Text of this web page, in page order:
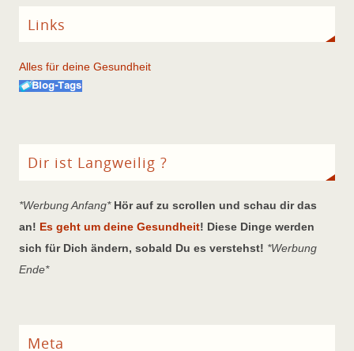
Links
Alles für deine Gesundheit
Dir ist Langweilig ?
*Werbung Anfang* Hör auf zu scrollen und schau dir das
an! Es geht um deine Gesundheit! Diese Dinge werden
sich für Dich ändern, sobald Du es verstehst! *Werbung
Ende*
Meta